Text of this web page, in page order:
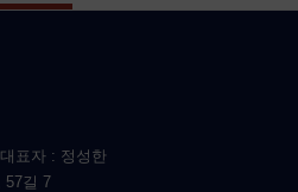
대표자 : 정성한
57길 7